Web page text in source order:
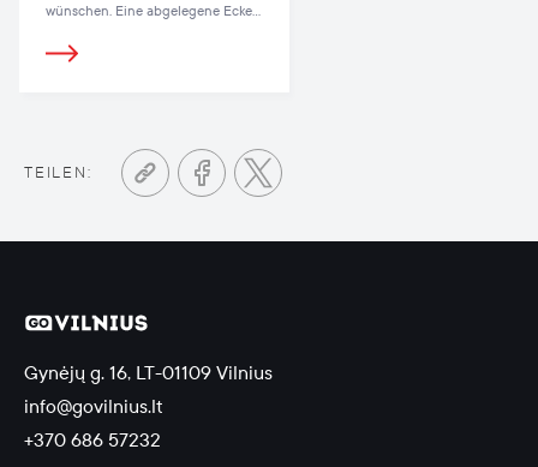
wünschen. Eine abgelegene Ecke
TEILEN:
Gynėjų g. 16, LT-01109 Vilnius
info@govilnius.lt
+370 686 57232